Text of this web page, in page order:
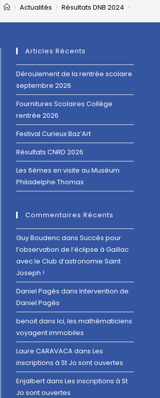
> Actualités > Résultats DNB 2024 >
Articles Récents
Déroulement de la rentrée scolaire
septembre 2026
Fournitures Scolaires Collège
rentrée 2026
Festival Curieux Baz’Art
Résultats CNRD 2026
Les 6èmes en visite au Muséum
Philadelphe Thomas
Commentaires Récents
Guy Boudencdans Succès pour
l’observation de l’éclipse à Gaillac
avec le Club d’astronomie Saint
Joseph !
Daniel Pagés dans Intervention de
Daniel Pagés
benoitdans Ici, les mathématiciens
voyagent immobiles
Laure CARAVACAdans Les
inscriptions à St Jo sont ouvertes
Enjalbertdans Les inscriptions à St
Jo sont ouvertes